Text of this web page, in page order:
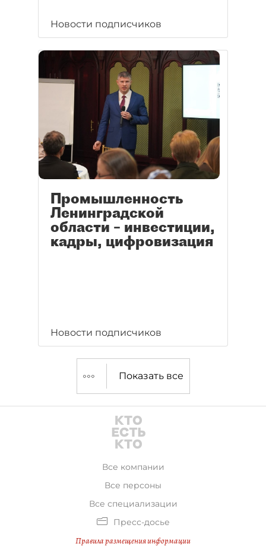
Новости подписчиков
Промышленность
Ленинградской
области – инвестиции,
кадры, цифровизация
Новости подписчиков
Показать все
Все компании
Все персоны
Все специализации
Пресс-досье
Правила размещения информации